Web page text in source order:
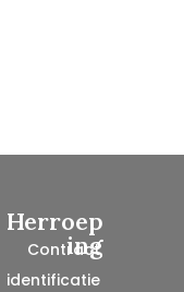
Herroep
ing
Contract
identificatie